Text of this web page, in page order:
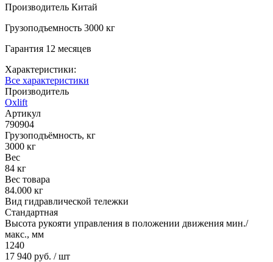
Производитель Китай
Грузоподъемность 3000 кг
Гарантия 12 месяцев
Характеристики:
Все характеристики
Производитель
Oxlift
Артикул
790904
Грузоподъёмность, кг
3000 кг
Вес
84 кг
Вес товара
84.000 кг
Вид гидравлической тележки
Стандартная
Высота рукояти управления в положении движения мин./
макс., мм
1240
17 940 руб. / шт